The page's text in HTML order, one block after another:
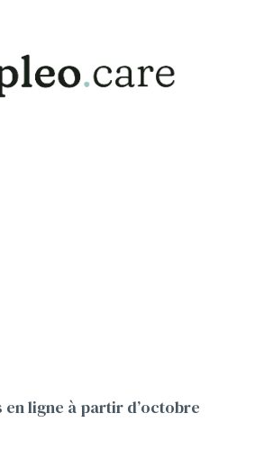
ligne à partir d’octobre